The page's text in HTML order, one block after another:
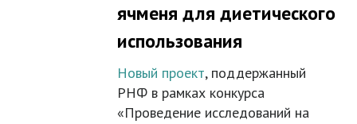
ячменя для диетического
использования
Новый проект, поддержанный
РНФ в рамках конкурса
«Проведение исследований на